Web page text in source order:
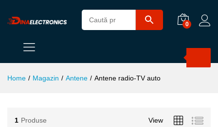
0
Home / Magazin / Antene / Antene radio-TV auto
1 Produse View